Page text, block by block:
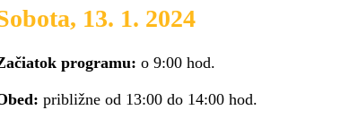
13. 1. 2024
programu: o 9:00 hod.
približne od 13:00 do 14:00 hod.